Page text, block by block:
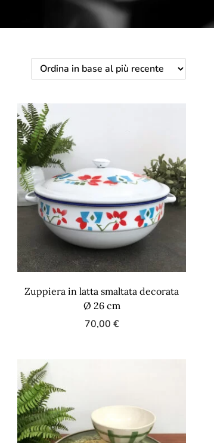
Zuppiera in latta smaltata decorata
Ø 26 cm
70,00 €